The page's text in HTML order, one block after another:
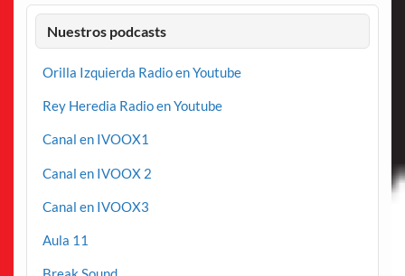
Nuestros podcasts
Orilla Izquierda Radio en Youtube
Rey Heredia Radio en Youtube
Canal en IVOOX1
Canal en IVOOX 2
Canal en IVOOX3
Aula 11